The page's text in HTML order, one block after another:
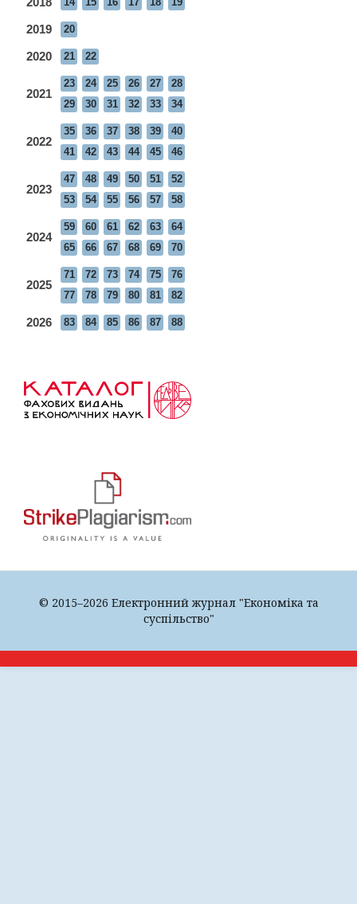
2019 20
2020 21 22
2021
23 24 25 26 27
28
29
30 31 32 33 34
2022
35 36 37 38 39
40
41
42 43 44 45 46
2023
47 48 49 50 51
52
53
54 55 56 57 58
2024
59 60 61 62 63
64
65
66 67 68 69 70
2025
71 72 73 74 75
76
77
78 79 80 81 82
2026 83 84 85 86 87 88
© 2015–2026 Електронний журнал "Економіка та
суспільство"